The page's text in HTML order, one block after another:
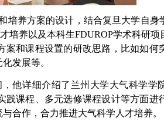
培养方案的设计，结合复旦大学自身
培养以及本科生FDUROP学术科研项
和课程设置的研改思路，比如如何
发展等。
他详细介绍了兰州大学大气科学学
课程、多元选修课程设计等方面进
合作，合力推进大气科学人才培养。